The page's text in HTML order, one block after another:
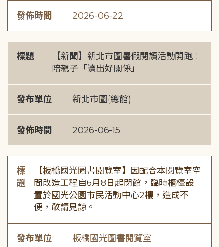
發佈時間 2026-06-22
標題
【新聞】新北市圖暑假閱讀活動開跑！
陪親子「讀出好關係」
發布單位 新北市圖(總館)
發佈時間 2026-06-15
標
題
【板橋國光圖書閱覽室】因配合本閱覽室空
間改造工程自6月8日起閉館，臨時櫃檯設
置於國光公園市民活動中心2樓，造成不
便，敬請見諒。
發布單位 板橋國光圖書閱覽室